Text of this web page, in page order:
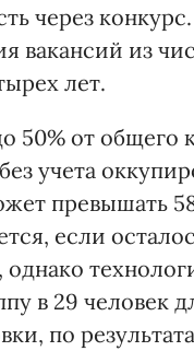
через
вакансий из
лет.
50% от общего
учета
превышать
если
в 29 человек
по